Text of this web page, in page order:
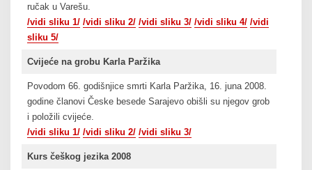
ručak u Varešu.
/vidi sliku 1/ /vidi sliku 2/ /vidi sliku 3/ /vidi sliku 4/ /vidi
sliku 5/
Cvijeće na grobu Karla Paržika
Povodom 66. godišnjice smrti Karla Paržika, 16. juna 2008.
godine članovi Česke besede Sarajevo obišli su njegov grob
i položili cvijeće.
/vidi sliku 1/ /vidi sliku 2/ /vidi sliku 3/
Kurs češkog jezika 2008